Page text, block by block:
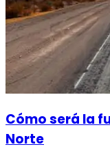
Cómo será la
Norte